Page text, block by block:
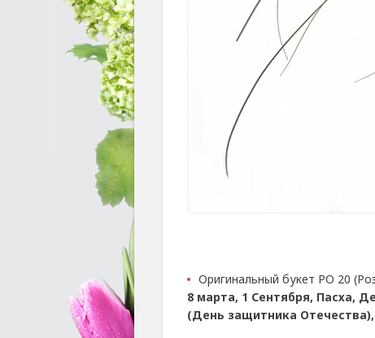
Оригинальный букет РО 20
8 марта, 1 Сентября, Пасха,
(День защитника